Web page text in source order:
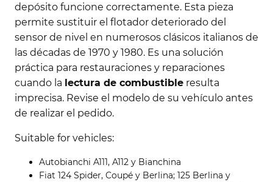
depósito funcione correctamente. Esta pieza
permite sustituir el flotador deteriorado del
sensor de nivel en numerosos clásicos italianos de
las décadas de 1970 y 1980. Es una solución
práctica para restauraciones y reparaciones
cuando la lectura de combustible resulta
imprecisa. Revise el modelo de su vehículo antes
de realizar el pedido.
Suitable for vehicles:
Autobianchi A111, A112 y Bianchina
Fiat 124 Spider, Coupé y Berlina; 125 Berlina y